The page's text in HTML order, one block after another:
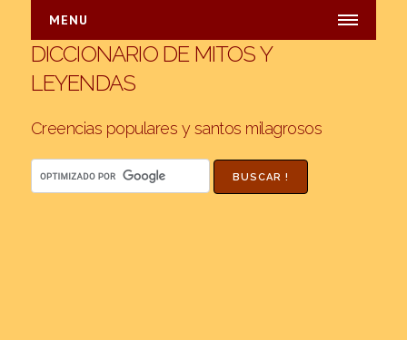
MENU
INICIO
INDICES
Alfabetico
Argentina
DICCIONARIO DE MITOS Y
LEYENDAS
Creencias populares y santos milagrosos